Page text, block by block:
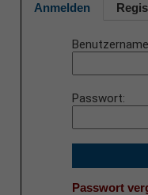
Anmelden
Passwort
Passwort